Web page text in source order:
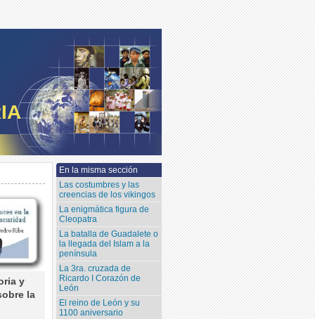
y
la
En la misma sección
Las costumbres y las
creencias de los vikingos
La enigmática figura de
Cleopatra
La batalla de Guadalete o
la llegada del Islam a la
península
La 3ra. cruzada de
Ricardo I Corazón de
León
El reino de León y su
1100 aniversario